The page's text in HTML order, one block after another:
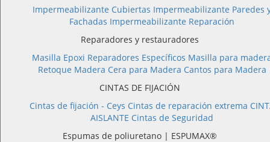
Impermeabilizante Cubiertas Impermeabilizante Paredes
Fachadas Impermeabilizante Reparación
Reparadores y restauradores
Masilla Epoxi Reparadores Específicos Masilla para
Retoque Madera Cera para Madera Cantos para Madera
CINTAS DE FIJACIÓN
Cintas de fijación - Ceys Cintas de reparación extrema
AISLANTE Cintas de Seguridad
Espumas de poliuretano | ESPUMAX®